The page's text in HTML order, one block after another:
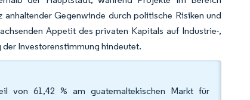
Gegenwinde durch politische Risiken und
Appetit des privaten Kapitals auf Industrie-,
Investorenstimmung hindeutet.
von 61,42 % am guatemaltekischen Markt für